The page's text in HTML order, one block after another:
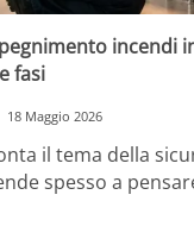
incendi
fasi
18 Maggio 2026
il tema della
spesso a